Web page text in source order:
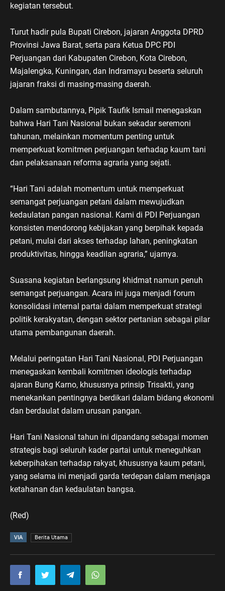
kegiatan tersebut.
Turut hadir pula Bupati Cirebon, jajaran Anggota DPRD
Provinsi Jawa Barat, serta para Ketua DPC PDI
Perjuangan dari Kabupaten Cirebon, Kota Cirebon,
Majalengka, Kuningan, dan Indramayu beserta seluruh
jajaran fraksi di masing-masing daerah.
Dalam sambutannya, Pipik Taufik Ismail menegaskan
bahwa Hari Tani Nasional bukan sekadar seremoni
tahunan, melainkan momentum penting untuk
memperkuat komitmen perjuangan terhadap kaum tani
dan pelaksanaan reforma agraria yang sejati.
“Hari Tani adalah momentum untuk memperkuat
semangat perjuangan petani dalam mewujudkan
kedaulatan pangan nasional. Kami di PDI Perjuangan
konsisten mendorong kebijakan yang berpihak kepada
petani, mulai dari akses terhadap lahan, peningkatan
produktivitas, hingga keadilan agraria,” ujarnya.
Suasana kegiatan berlangsung khidmat namun penuh
semangat perjuangan. Acara ini juga menjadi forum
konsolidasi internal partai dalam memperkuat strategi
politik kerakyatan, dengan sektor pertanian sebagai pilar
utama pembangunan daerah.
Melalui peringatan Hari Tani Nasional, PDI Perjuangan
menegaskan kembali komitmen ideologis terhadap
ajaran Bung Karno, khususnya prinsip Trisakti, yang
menekankan pentingnya berdikari dalam bidang ekonomi
dan berdaulat dalam urusan pangan.
Hari Tani Nasional tahun ini dipandang sebagai momen
strategis bagi seluruh kader partai untuk meneguhkan
keberpihakan terhadap rakyat, khususnya kaum petani,
yang selama ini menjadi garda terdepan dalam menjaga
ketahanan dan kedaulatan bangsa.
(Red)
VIA Berita Utama